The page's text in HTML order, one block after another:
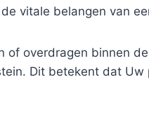
vitale belangen van
overdragen binnen
Dit betekent dat